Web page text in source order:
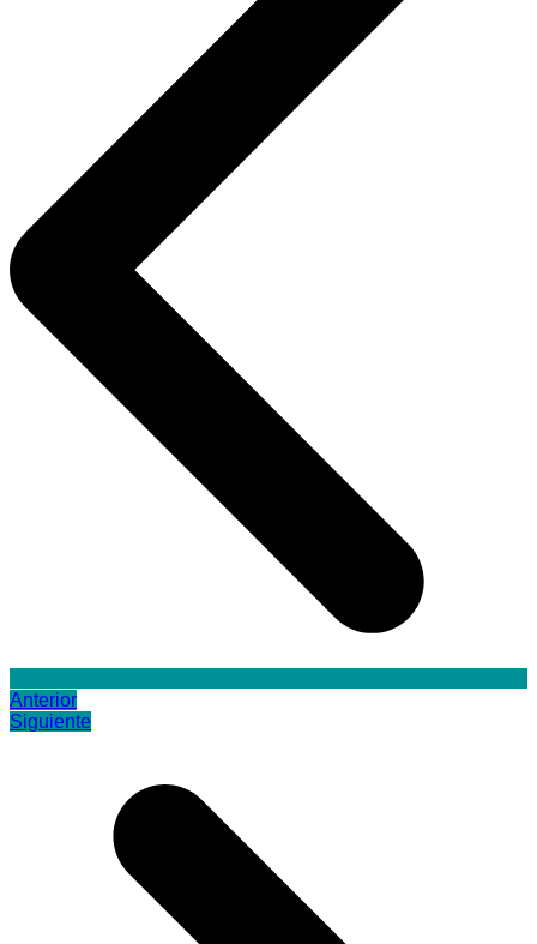
Anterior
Siguiente